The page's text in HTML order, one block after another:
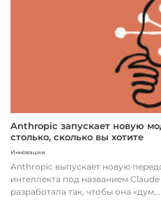
Anthropic запускает новую
столько, сколько вы хотите
Инновации
Anthropic выпускает новую
интеллекта под названием
разработала так, чтобы она «дум...